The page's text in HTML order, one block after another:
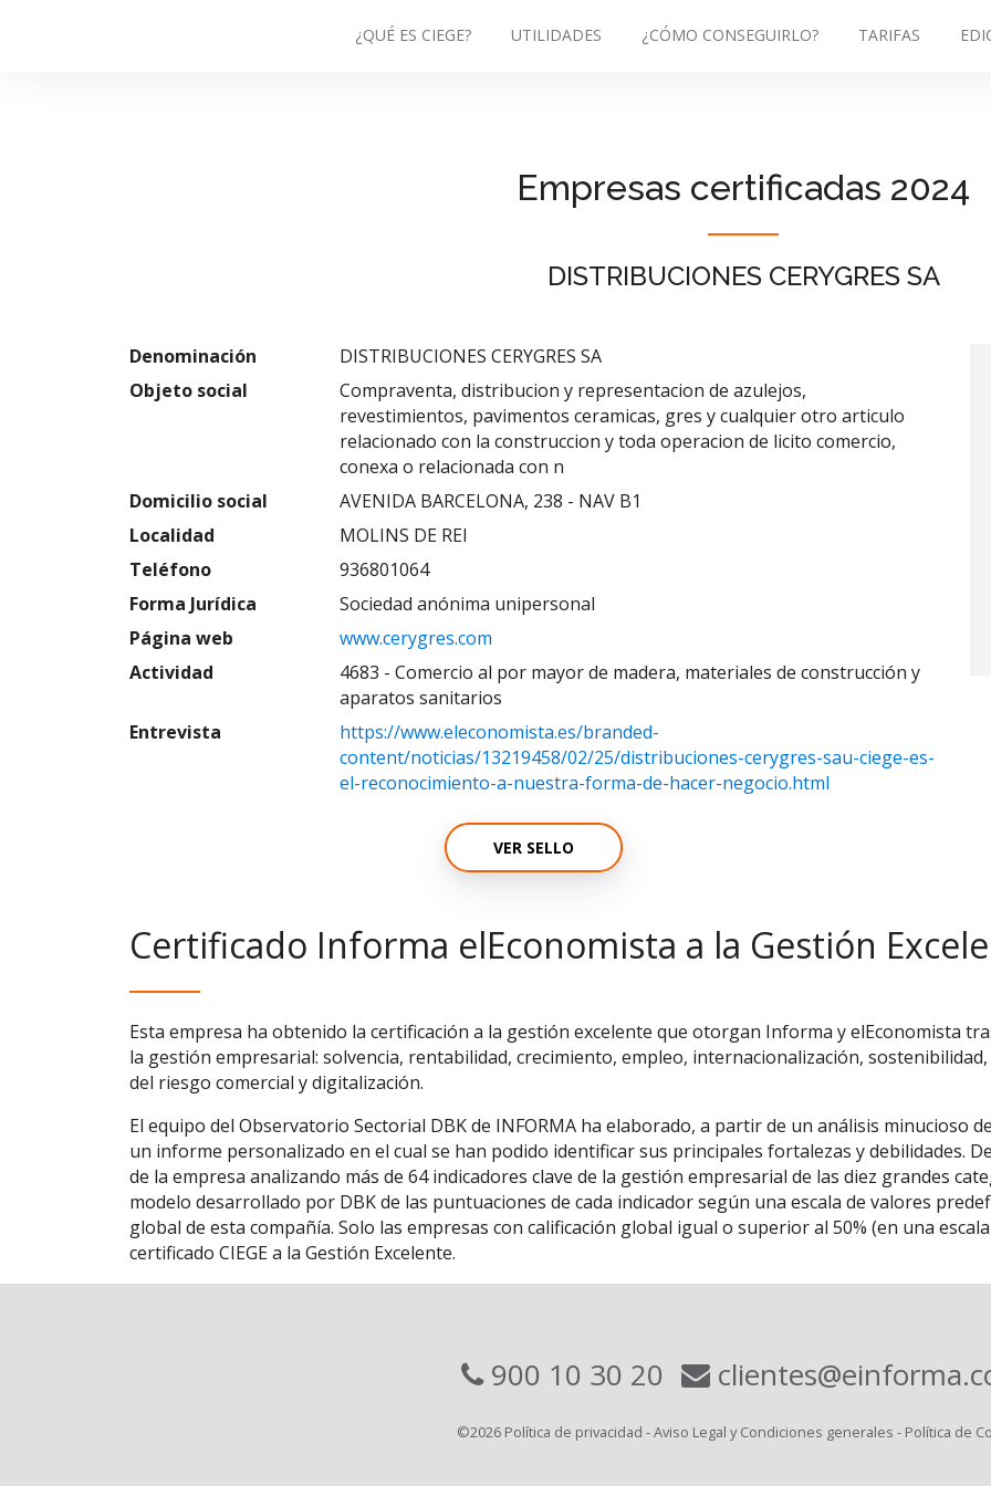
¿QUÉ ES CIEGE? UTILIDADES ¿CÓMO CONSEGUIRLO? TARIFAS
Empresas certificadas 2024
DISTRIBUCIONES CERYGRES SA
Denominación
DISTRIBUCIONES CERYGRES SA
Objeto social
Compraventa, distribucion y representacion de azulejos,
revestimientos, pavimentos ceramicas, gres y cualquier otro articulo
relacionado con la construccion y toda operacion de licito comercio,
conexa o relacionada con n
Domicilio social
AVENIDA BARCELONA, 238 - NAV B1
Localidad
MOLINS DE REI
Teléfono
936801064
Forma Jurídica
Sociedad anónima unipersonal
Página web
www.cerygres.com
Actividad
4683 - Comercio al por mayor de madera, materiales de construcción y
aparatos sanitarios
Entrevista
https://www.eleconomista.es/branded-
content/noticias/13219458/02/25/distribuciones-cerygres-sau-ciege-es-
el-reconocimiento-a-nuestra-forma-de-hacer-negocio.html
VER SELLO
Certificado Informa elEconomista a la Gestión
Esta empresa ha obtenido la certificación a la gestión excelente que otorgan Informa y elEconomista
la gestión empresarial: solvencia, rentabilidad, crecimiento, empleo, internacionalización,
del riesgo comercial y digitalización.
El equipo del Observatorio Sectorial DBK de INFORMA ha elaborado, a partir de un análisis minucioso
un informe personalizado en el cual se han podido identificar sus principales fortalezas y debilidades.
de la empresa analizando más de 64 indicadores clave de la gestión empresarial de las diez grandes
modelo desarrollado por DBK de las puntuaciones de cada indicador según una escala de valores
global de esta compañía. Solo las empresas con calificación global igual o superior al 50% (en una
certificado CIEGE a la Gestión Excelente.
900 10 30 20
©2026 Política de privacidad -Aviso Legal y Condiciones generales - Política de